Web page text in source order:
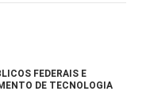
FEDERAIS E
DE TECNOLOGIA